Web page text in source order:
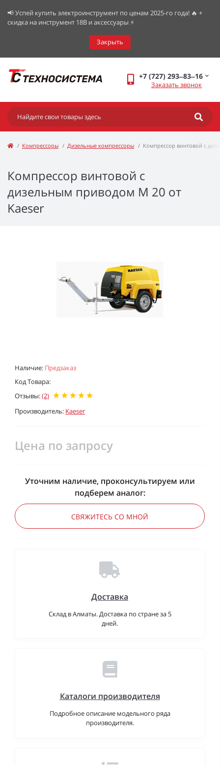
📢 Успей купить электроинструмент по ценам 2025-го года! 🔥 +
скидка на инструмент 18В и аксессуары ⚡️
Закрыть
+7 (727) 293‒83‒16
Заказать звонок
Компрессоры Дизельные компрессоры Компрессор винтовой с
Компрессор винтовой с
дизельным приводом М 20 от
Kaeser
Наличие: Предзаказ
Код Товара:
Отзывы:(2)
Производитель: Kaeser
Цена по запросу
Уточним наличие, проконсультируем или
подберем аналог:
СВЯЖИТЕСЬ СО МНОЙ
Доставка
Склад в Алматы. Доставка по стране за 5
дней.
Каталоги производителя
Подробное описание модельного ряда
производителя.